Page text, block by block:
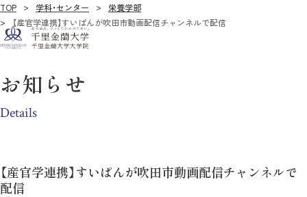
TOP 学科・センター
栄養学部
【産官学連携】すいぱんが吹田市動画配信チャンネルで配信
お知らせ
Details
【産官学連携】すいぱんが吹田市動画配信チャンネルで
配信